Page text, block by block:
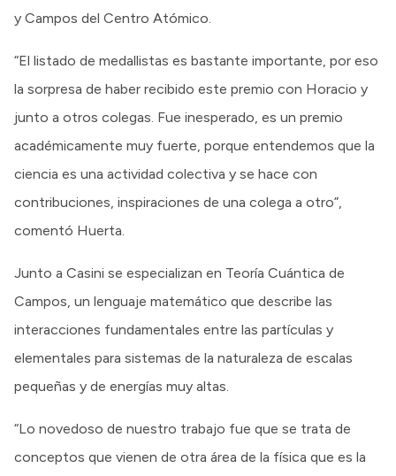
y Campos del Centro Atómico.
“El listado de medallistas es bastante importante, por eso
la sorpresa de haber recibido este premio con Horacio y
junto a otros colegas. Fue inesperado, es un premio
académicamente muy fuerte, porque entendemos que la
ciencia es una actividad colectiva y se hace con
contribuciones, inspiraciones de una colega a otro”,
comentó Huerta.
Junto a Casini se especializan en Teoría Cuántica de
Campos, un lenguaje matemático que describe las
interacciones fundamentales entre las partículas y
elementales para sistemas de la naturaleza de escalas
pequeñas y de energías muy altas.
“Lo novedoso de nuestro trabajo fue que se trata de
conceptos que vienen de otra área de la física que es la